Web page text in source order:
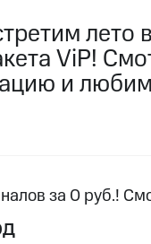
и родителям
приложения
другое лето
ViP!
и
за 0 руб.!